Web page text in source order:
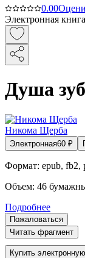
0.00
Электронная книга
Душа
Никома Щерба
Электронная60 ₽
Формат: epub, fb2,
Объем: 46
Подробнее
Пожаловаться
Читать фрагмент
Купить